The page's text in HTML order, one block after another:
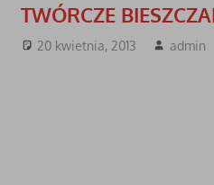
TWÓRCZE
20 kwietnia, 2013 admin